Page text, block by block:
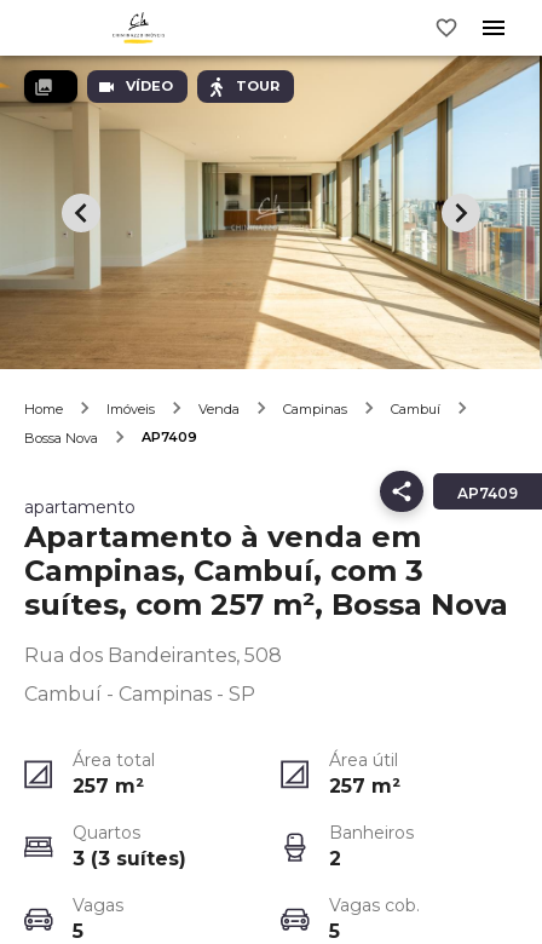
VÍDEO TOUR
Home Imóveis Venda Campinas
Cambuí
Bossa Nova
AP7409
AP7409
apartamento
Apartamento à venda em
Campinas, Cambuí, com 3
suítes, com 257 m², Bossa Nova
Rua dos Bandeirantes, 508
Cambuí - Campinas - SP
Área total
257 m²
Área útil
257 m²
Quartos
3 (3 suítes)
Banheiros
2
Vagas
5
Vagas cob.
5